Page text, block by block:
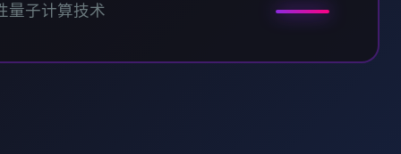
量子计算技术